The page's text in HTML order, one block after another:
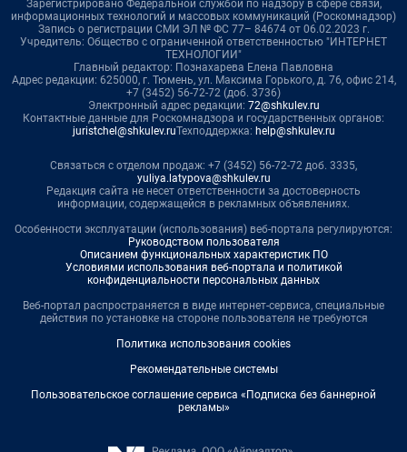
Зарегистрировано Федеральной службой по надзору в сфере связи,
информационных технологий и массовых коммуникаций (Роскомнадзор)
Запись о регистрации СМИ ЭЛ № ФС 77– 84674 от 06.02.2023 г.
Учредитель: Общество с ограниченной ответственностью "ИНТЕРНЕТ
ТЕХНОЛОГИИ"
Главный редактор: Познахарева Елена Павловна
Адрес редакции: 625000, г. Тюмень, ул. Максима Горького, д. 76, офис 214,
+7 (3452) 56-72-72 (доб. 3736)
Электронный адрес редакции: 72@shkulev.ru
Контактные данные для Роскомнадзора и государственных органов:
juristchel@shkulev.ruТехподдержка: help@shkulev.ru
Связаться с отделом продаж: +7 (3452) 56-72-72 доб. 3335,
yuliya.latypova@shkulev.ru
Редакция сайта не несет ответственности за достоверность
информации, содержащейся в рекламных объявлениях.
Особенности эксплуатации (использования) веб-портала регулируются:
Руководством пользователя
Описанием функциональных характеристик ПО
Условиями использования веб-портала и политикой
конфиденциальности персональных данных
Веб-портал распространяется в виде интернет-сервиса, специальные
действия по установке на стороне пользователя не требуются
Политика использования cookies
Рекомендательные системы
Пользовательское соглашение сервиса «Подписка без баннерной
рекламы»